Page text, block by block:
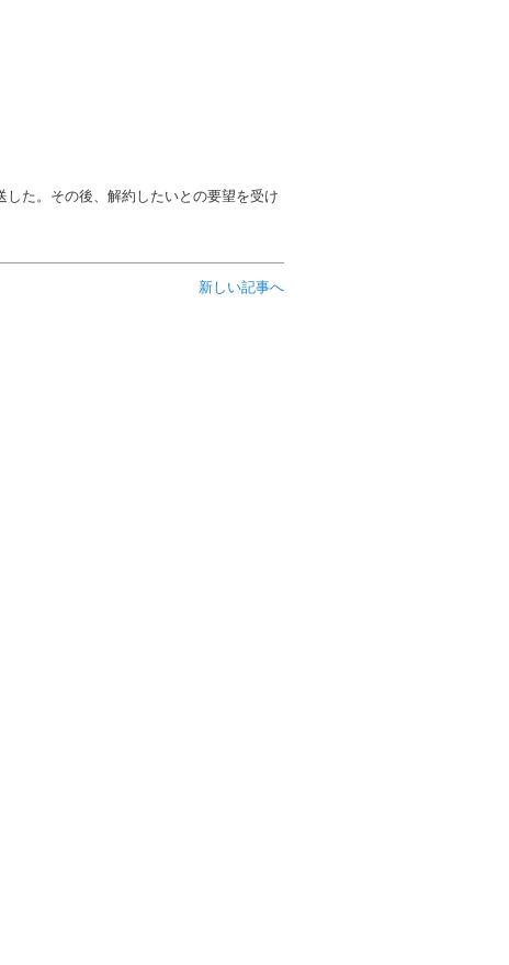
た。その後、解約したいとの要望を受け
新しい記事へ